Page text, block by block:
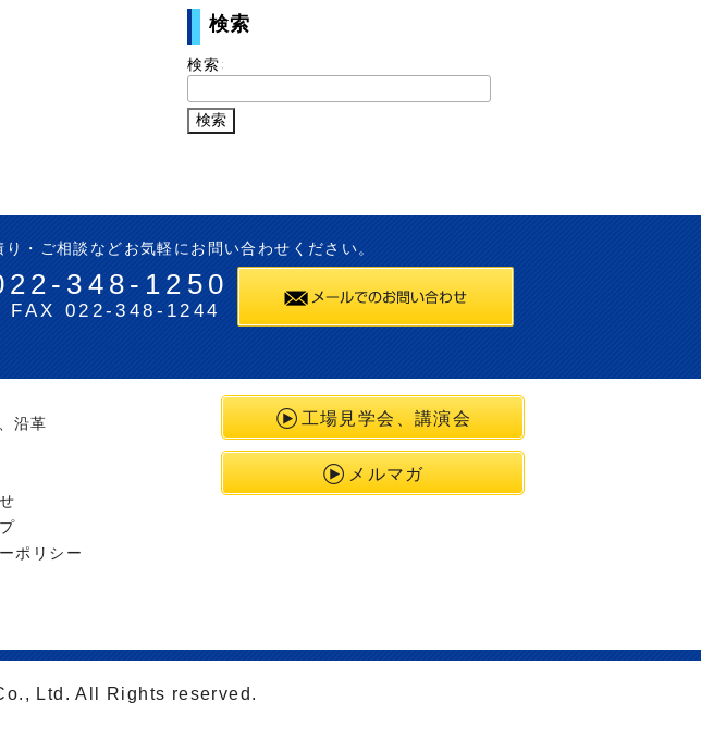
検索
検索:
り・ご相談などお気軽にお問い合わせください。
348-1250
FAX 022-348-1244
沿革
ポリシー
工場見学会、講演会
メルマガ
Ltd. All Rights reserved.